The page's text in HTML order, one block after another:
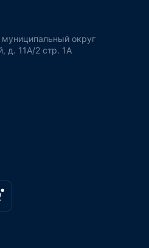
муниципальный округ
д. 11А/2 стр. 1А